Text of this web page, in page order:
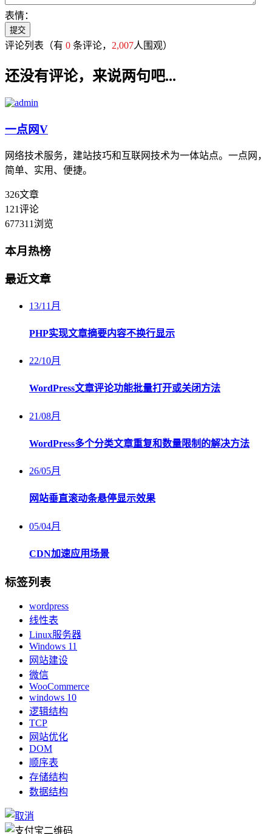
表情：
评论列表 （有 0 条评论， 2,007人围观）
还没有评论，来说两句吧...
一点网V
网络技术服务，建站技巧和互联网技术为一体站点。一点网，
简单、实用、便捷。
326文章
121评论
677311浏览
本月热榜
最近文章
13/11月
PHP实现文章摘要内容不换行显示
22/10月
WordPress文章评论功能批量打开或关闭方法
21/08月
WordPress多个分类文章重复和数量限制的解决方法
26/05月
网站垂直滚动条悬停显示效果
05/04月
CDN加速应用场景
标签列表
wordpress
线性表
Linux服务器
Windows 11
网站建设
微信
WooCommerce
windows 10
逻辑结构
TCP
网站优化
DOM
顺序表
存储结构
数据结构